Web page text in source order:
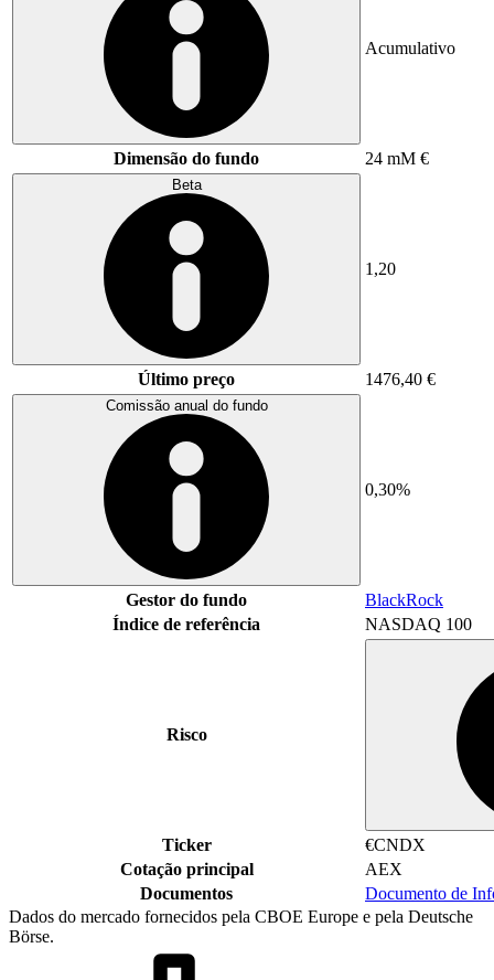
Acumulativo
Dimensão do fundo 24 mM €
Beta
1,20
Último preço 1476,40 €
Comissão anual do fundo
0,30%
Gestor do fundo
BlackRock
Índice de referência
NASDAQ 100
Risco
Ticker
€CNDX
Cotação principal
AEX
Documentos
Documento de
Dados do mercado fornecidos pela CBOE Europe e pela Deutsche
Börse.